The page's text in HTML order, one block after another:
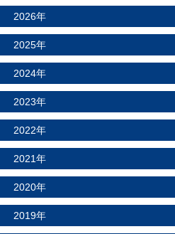
2026年
2025年
2024年
2023年
2022年
2021年
2020年
2019年